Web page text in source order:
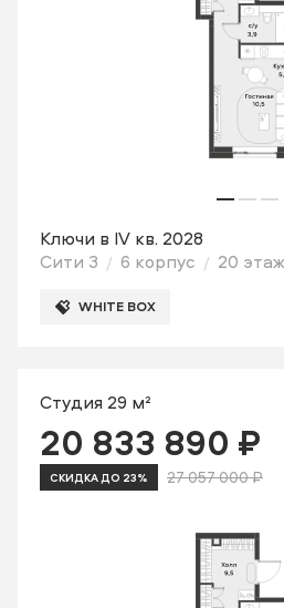
Ключи в IV кв. 2028
Сити 3
6 корпус 20 этаж
WHITE BOX
Студия 29 м²
20 833 890 ₽
СКИДКА ДО 23% 27 057 000 ₽